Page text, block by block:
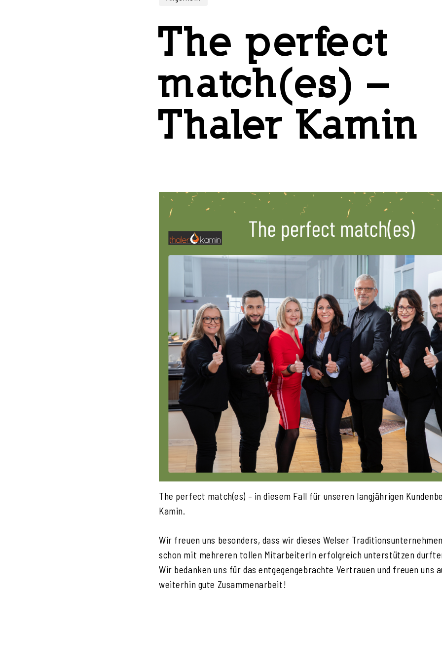
The perfect
match(es) –
Thaler Kamin
The perfect match(es) – in diesem Fall für unseren langjährigen
Kamin.
Wir freuen uns besonders, dass wir dieses Welser
schon mit mehreren tollen MitarbeiterIn erfolgreich unterstützen
Wir bedanken uns für das entgegengebrachte Vertrauen und freuen uns
weiterhin gute Zusammenarbeit!